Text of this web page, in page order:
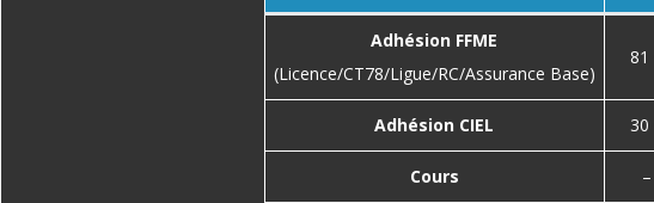
Adhésion FFME
(Licence/CT78/Ligue/RC/Assurance Base)
81
Adhésion CIEL 30
Cours –